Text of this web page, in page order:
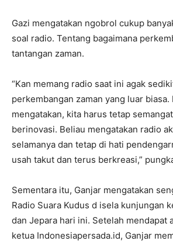
Gazi mengatakan ngobrol cukup
soal radio. Tentang bagaimana
tantangan zaman.
“Kan memang radio saat ini agak
perkembangan zaman yang luar biasa.
mengatakan, kita harus tetap
berinovasi. Beliau mengatakan radio
selamanya dan tetap di hati
usah takut dan terus berkreasi,”
Sementara itu, Ganjar mengatakan
Radio Suara Kudus d isela kunjungan
dan Jepara hari ini. Setelah mendapat
ketua Indonesiapersada.id, Ganjar